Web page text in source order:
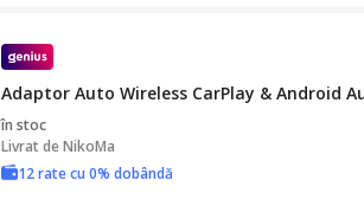
Adaptor Auto Wireless CarPlay & Android
în stoc
Livrat deNikoMa
12 rate cu 0% dobândă